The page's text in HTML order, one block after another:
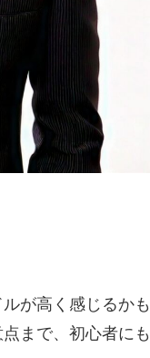
が高く感じるかも
まで、初心者にも